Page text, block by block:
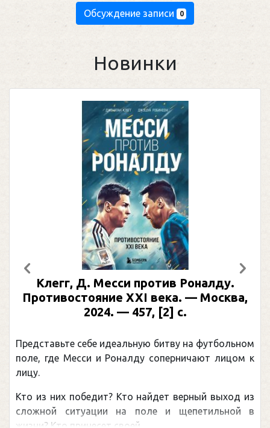
Обсуждение записи 0
Новинки
Д. Месси против Роналду.
XXI века. — Москва,
2024. — 457, [2] с.
себе идеальную битву на футбольном
Месси и Роналду соперничают лицом к
победит? Кто найдет верный выход из
ситуации на поле и щепетильной в
принесет своей ...
мире.Перед
Предыдущий